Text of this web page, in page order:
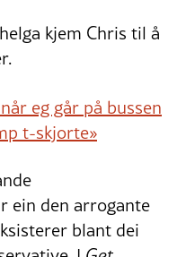
kjem Chris til å
eg går på bussen
t-skjorte»
ein den arrogante
blant dei